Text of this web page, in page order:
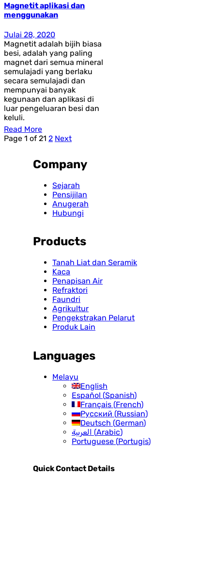
Magnetit aplikasi dan
menggunakan
Julai 28, 2020
Magnetit adalah bijih biasa
besi, adalah yang paling
magnet dari semua mineral
semulajadi yang berlaku
secara semulajadi dan
mempunyai banyak
kegunaan dan aplikasi di
luar pengeluaran besi dan
keluli.
Read More
Page 1 of 21 2 Next
Company
Sejarah
Pensijilan
Anugerah
Hubungi
Products
Tanah Liat dan Seramik
Kaca
Penapisan Air
Refraktori
Faundri
Agrikultur
Pengekstrakan Pelarut
Produk Lain
Languages
Melayu
English
Español (Spanish)
Français (French)
Русский (Russian)
Deutsch (German)
العربية (Arabic)
Portuguese (Portugis)
Quick Contact Details